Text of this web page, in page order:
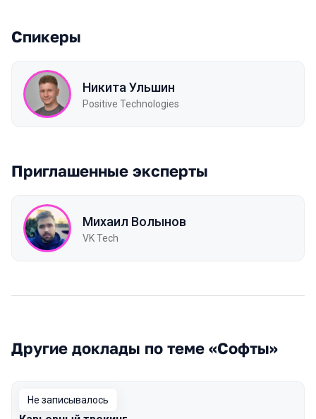
Спикеры
Никита Ульшин
Positive Technologies
Приглашенные эксперты
Михаил Волынов
VK Tech
Другие доклады по теме «Софты»
Не записывалось